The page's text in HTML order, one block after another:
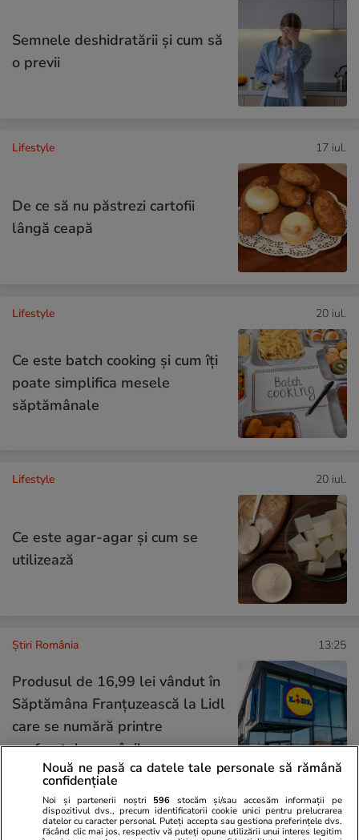
Semnele deshidratării și cum să
o previi
Lifestyle 17 iul.
De ce să nu păstrezi cartofii
lângă ceapă
Lifestyle 20 iul.
Ce este batch cooking și cum îți
poate simplifica mesele
săptămânale
Lifestyle 20 iul.
Ce este agar-agar și cum se
utilizează
Știri România 13:25
Produsul de 16,99 lei vândut în
Săptămâna Franțuzească la Lidl
care se numără printre
preferatele românilor
Știri România 13:15
Cod roșu de inundații în zonele
Nouă ne pasă ca datele tale personale să rămână
confidențiale
Noi și partenerii noștri 596 stocăm și/sau accesăm informații pe
dispozitivul dvs., precum identificatorii cookie unici pentru prelucrarea
datelor cu caracter personal. Puteți accepta sau gestiona preferințele dvs.
făcând clic mai jos, respectiv vă puteți opune utilizării unui interes legitim